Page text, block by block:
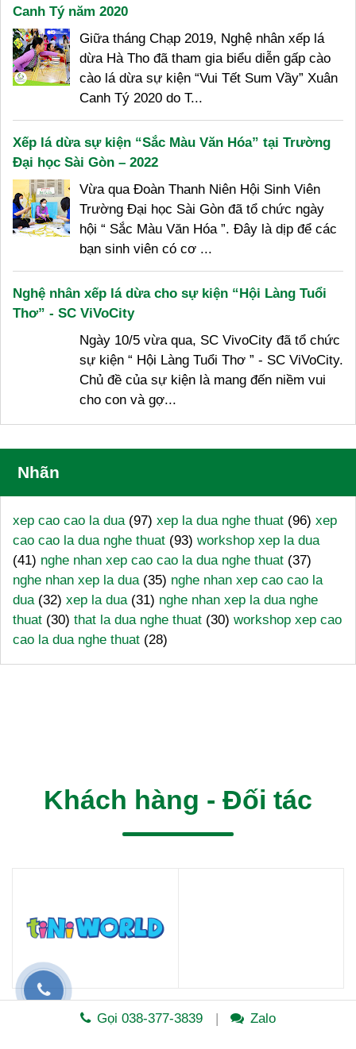
Gọi 038-377-3839 Zalo
Canh Tý năm 2020
Giữa tháng Chạp 2019, Nghệ nhân xếp lá
dừa Hà Tho đã tham gia biểu diễn gấp cào
cào lá dừa sự kiện “Vui Tết Sum Vầy” Xuân
Canh Tý 2020 do T...
Xếp lá dừa sự kiện “Sắc Màu Văn Hóa” tại Trường
Đại học Sài Gòn – 2022
Vừa qua Đoàn Thanh Niên Hội Sinh Viên
Trường Đại học Sài Gòn đã tổ chức ngày
hội “ Sắc Màu Văn Hóa ”. Đây là dịp để các
bạn sinh viên có cơ ...
Nghệ nhân xếp lá dừa cho sự kiện “Hội Làng Tuổi
Thơ” - SC ViVoCity
Ngày 10/5 vừa qua, SC VivoCity đã tổ chức
sự kiện “ Hội Làng Tuổi Thơ ” - SC ViVoCity.
Chủ đề của sự kiện là mang đến niềm vui
cho con và gợ...
Nhãn
xep cao cao la dua (97) xep la dua nghe thuat (96) xep
cao cao la dua nghe thuat (93) workshop xep la dua
(41) nghe nhan xep cao cao la dua nghe thuat (37)
nghe nhan xep la dua (35) nghe nhan xep cao cao la
dua (32) xep la dua (31) nghe nhan xep la dua nghe
thuat (30) that la dua nghe thuat (30) workshop xep cao
cao la dua nghe thuat (28)
Khách hàng - Đối tác